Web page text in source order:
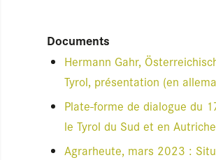
Docu­ments
Her­mann Gahr,
Tyrol, pré­sen­ta­tion (en
Plate-forme de dia­logue du
le Tyrol du Sud et en
Agra­rheute, mars 2023 :